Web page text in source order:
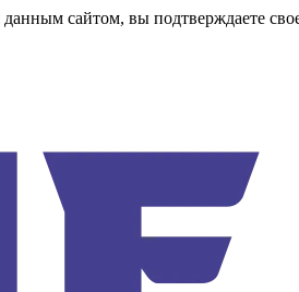
сайтом, вы подтверждаете